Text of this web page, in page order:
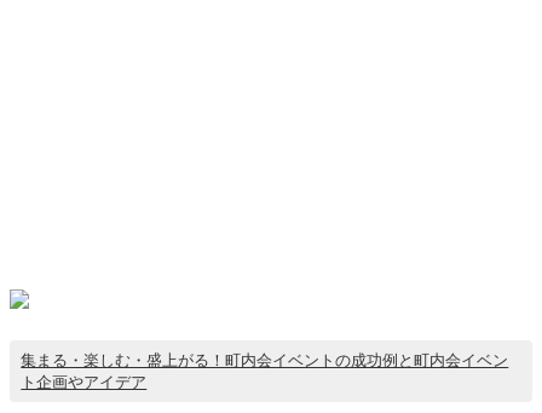
集まる・楽しむ・盛上がる！町内会イベントの成功例と町内会イベン
ト企画やアイデア